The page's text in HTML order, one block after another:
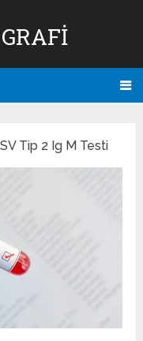
Tip 2 Ig M Testi